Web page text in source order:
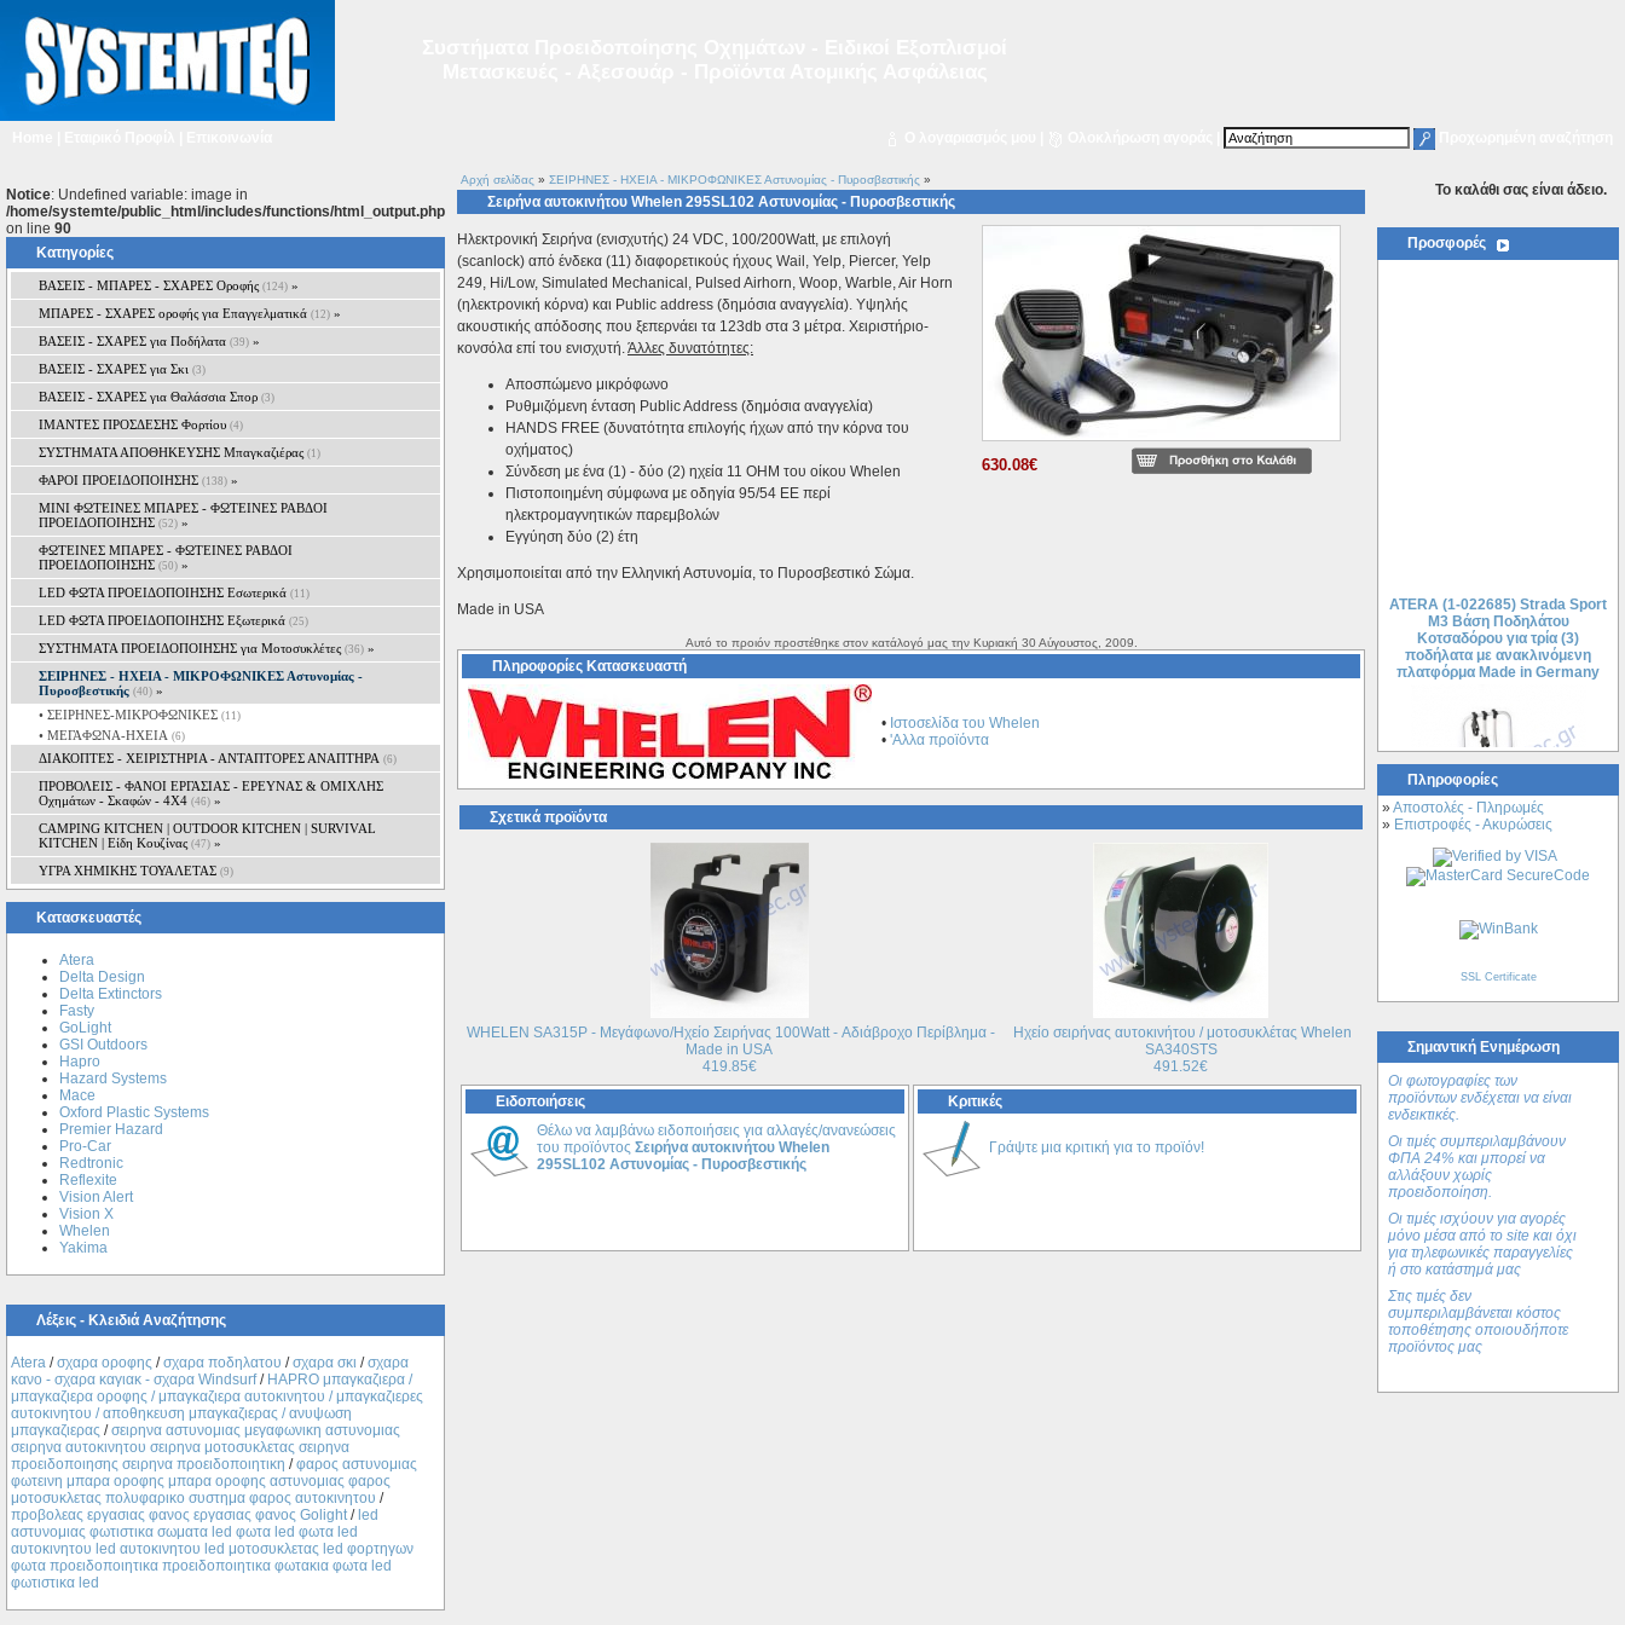
Notice: Undefined variable: image in
/home/systemte/public_html/includes/functions/html_output.php
on line 90
Κατηγορίες
ΒΑΣΕΙΣ - ΜΠΑΡΕΣ - ΣΧΑΡΕΣ Οροφής (124) »
ΜΠΑΡΕΣ - ΣΧΑΡΕΣ oροφής για Επαγγελματικά (12) »
ΒΑΣΕΙΣ - ΣΧΑΡΕΣ για Ποδήλατα (39) »
ΒΑΣΕΙΣ - ΣΧΑΡΕΣ για Σκι (3)
ΒΑΣΕΙΣ - ΣΧΑΡΕΣ για Θαλάσσια Σπορ (3)
ΙΜΑΝΤΕΣ ΠΡΟΣΔΕΣΗΣ Φορτίου (4)
ΣΥΣΤΗΜΑΤΑ ΑΠΟΘΗΚΕΥΣΗΣ Μπαγκαζιέρας (1)
ΦΑΡΟΙ ΠΡΟΕΙΔΟΠΟΙΗΣΗΣ (138) »
MINI ΦΩΤΕΙΝΕΣ ΜΠΑΡΕΣ - ΦΩΤΕΙΝΕΣ ΡΑΒΔΟΙ
ΠΡΟΕΙΔΟΠΟΙΗΣΗΣ (52) »
ΦΩΤΕΙΝΕΣ ΜΠΑΡΕΣ - ΦΩΤΕΙΝΕΣ ΡΑΒΔΟΙ
ΠΡΟΕΙΔΟΠΟΙΗΣΗΣ (50) »
LED ΦΩΤΑ ΠΡΟΕΙΔΟΠΟΙΗΣΗΣ Εσωτερικά (11)
LED ΦΩΤΑ ΠΡΟΕΙΔΟΠΟΙΗΣΗΣ Εξωτερικά (25)
ΣΥΣΤΗΜΑΤΑ ΠΡΟΕΙΔΟΠΟΙΗΣΗΣ για Μοτοσυκλέτες (36) »
ΣΕΙΡΗΝΕΣ - ΗΧΕΙΑ - ΜΙΚΡΟΦΩΝΙΚΕΣ Αστυνομίας -
Πυροσβεστικής (40) »
• ΣΕΙΡΗΝΕΣ-ΜΙΚΡΟΦΩΝΙΚΕΣ (11)
• ΜΕΓΑΦΩΝΑ-ΗΧΕΙΑ (6)
ΔΙΑΚΟΠΤΕΣ - XEIΡΙΣΤΗΡΙΑ - ΑΝΤΑΠΤΟΡΕΣ ΑΝΑΠΤΗΡΑ (6)
ΠΡΟΒΟΛΕΙΣ - ΦΑΝΟΙ ΕΡΓΑΣΙΑΣ - ΕΡΕΥΝΑΣ & ΟΜΙΧΛΗΣ
Οχημάτων - Σκαφών - 4Χ4 (46) »
CAMPING KITCHEN | OUTDOOR KITCHEN | SURVIVAL
KITCHEN | Είδη Κουζίνας (47) »
ΥΓΡΑ ΧΗΜΙΚΗΣ ΤΟΥΑΛΕΤΑΣ (9)
Κατασκευαστές
Atera
Delta Design
Delta Extinctors
Fasty
GoLight
GSI Outdoors
Hapro
Hazard Systems
Mace
Oxford Plastic Systems
Premier Hazard
Pro-Car
Redtronic
Reflexite
Vision Alert
Vision X
Whelen
Yakima
Λέξεις - Κλειδιά Αναζήτησης
Atera /σχαρα οροφης /σχαρα ποδηλατου /σχαρα σκι /σχαρα
κανο - σχαρα καγιακ - σχαρα Windsurf/ ΗΑPRO μπαγκαζιερα /
μπαγκαζιερα οροφης / μπαγκαζιερα αυτοκινητου / μπαγκαζιερες
αυτοκινητου / αποθηκευση μπαγκαζιερας / ανυψωση
μπαγκαζιερας /σειρηνα αστυνομιας μεγαφωνικη αστυνομιας
σειρηνα αυτοκινητου σειρηνα μοτοσυκλετας σειρηνα
προειδοποιησης σειρηνα προειδοποιητικη /φαρος αστυνομιας
φωτεινη μπαρα οροφης μπαρα οροφης αστυνομιας φαρος
μοτοσυκλετας πολυφαρικο συστημα φαρος αυτοκινητου /
προβολεας εργασιας φανος εργασιας φανος Golight/ led
αστυνομιας φωτιστικα σωματα led φωτα led φωτα led
αυτοκινητου led αυτοκινητου led μοτοσυκλετας led φορτηγων
φωτα προειδοποιητικα προειδοποιητικα φωτακια φωτα led
φωτιστικα led
Αρχή σελίδας » ΣΕΙΡΗΝΕΣ - ΗΧΕΙΑ - ΜΙΚΡΟΦΩΝΙΚΕΣ Αστυνομίας - Πυροσβεστικής »
Σειρήνα αυτοκινήτου Whelen 295SL102 Αστυνομίας - Πυροσβεστικής
630.08€
Ηλεκτρονική Σειρήνα (ενισχυτής) 24 VDC, 100/200Watt, με επιλογή
(scanlock) από ένδεκα (11) διαφορετικούς ήχους Wail, Yelp, Piercer, Yelp
249, Ηi/Low, Simulated Mechanical, Pulsed Airhorn, Woop, Warble, Air Horn
(ηλεκτρονική κόρνα) και Public address (δημόσια αναγγελία). Yψηλής
ακουστικής απόδοσης που ξεπερνάει τα 123db στα 3 μέτρα. Xειριστήριο-
κονσόλα επί του ενισχυτή.Άλλες δυνατότητες:
Αποσπώμενο μικρόφωνο
Ρυθμιζόμενη ένταση Public Address (δημόσια αναγγελία)
HANDS FREE (δυνατότητα επιλογής ήχων από την κόρνα του
οχήματος)
Σύνδεση με ένα (1) - δύο (2) ηχεία 11 OHM του οίκου Whelen
Πιστοποιημένη σύμφωνα με οδηγία 95/54 ΕΕ περί
ηλεκτρομαγνητικών παρεμβολών
Εγγύηση δύο (2) έτη
Χρησιμοποιείται από την Ελληνική Αστυνομία, το Πυροσβεστικό Σώμα.
Made in USA
Αυτό το προιόν προστέθηκε στον κατάλογό μας την Κυριακή 30 Αύγουστος, 2009.
Πληροφορίες Κατασκευαστή
• Ιστοσελίδα του Whelen
• 'Αλλα προϊόντα
Σχετικά προϊόντα
WHELEN SA315P - Μεγάφωνο/Ηχείο Σειρήνας 100Watt - Αδιάβροχο Περίβλημα -
Made in USA
419.85€
Ηχείο σειρήνας αυτοκινήτου / μοτοσυκλέτας Whelen
SA340STS
491.52€
Ειδοποιήσεις
Θέλω να λαμβάνω ειδοποιήσεις για αλλαγές/ανανεώσεις
του προϊόντος Σειρήνα αυτοκινήτου Whelen
295SL102 Αστυνομίας - Πυροσβεστικής
Κριτικές
Γράψτε μια κριτική για το προϊόν!
To καλάθι σας είναι άδειο.
Προσφορές
M3 Bάση Ποδηλάτoυ
Κοτσαδόρoυ για τρία (3)
ποδήλατα με ανακλινόμενη
πλατφόρμα Made in Germany
725.86€
576.90€
Γερμανική Σχάρα Οροφής Atera
τύπου SIGNO ASR RailRack με
AEROBARS για Hyundai Tucson
208.68€
WHELEN SAK1 - Τυποποιημένη
Βάση/Universal Bracket
τοποθέτησης ηχείου WHELEN
SA315P - Made in USA
Πληροφορίες
»Αποστολές - Πληρωμές
» Επιστροφές - Ακυρώσεις
SSL Certificate
Σημαντική Ενημέρωση
Οι φωτογραφίες των
προϊόντων ενδέχεται να είναι
ενδεικτικές.
Οι τιμές συμπεριλαμβάνουν
ΦΠΑ 24% και μπορεί να
αλλάξουν χωρίς
προειδοποίηση.
Οι τιμές ισχύουν για αγορές
μόνο μέσα από το site και όχι
για τηλεφωνικές παραγγελίες
ή στο κατάστημά μας
Στις τιμές δεν
συμπεριλαμβάνεται κόστος
τοποθέτησης οποιουδήποτε
πρoϊόντος μας